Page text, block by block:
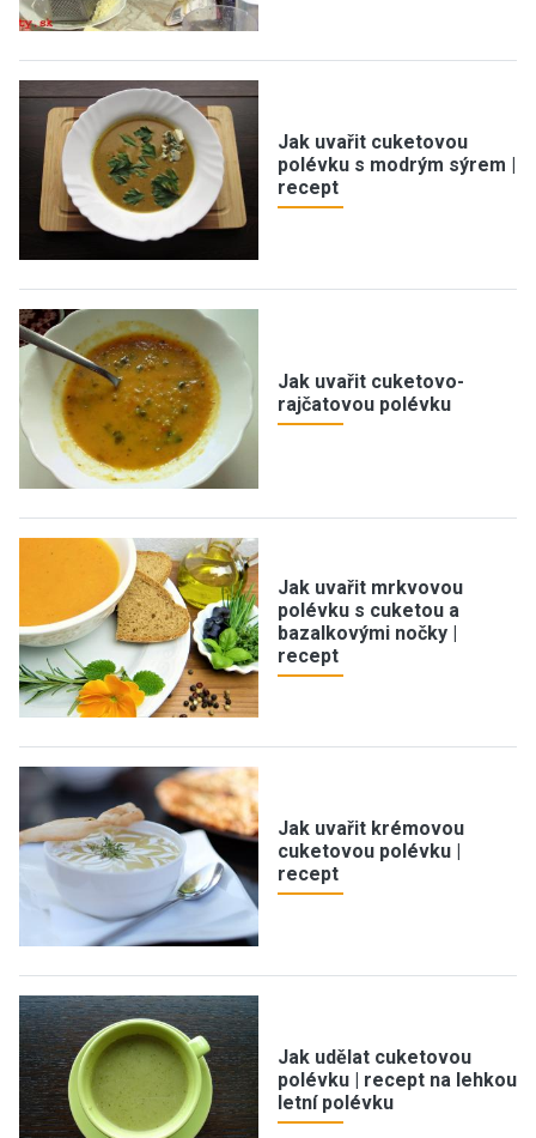
Jak uvařit cuketovou
polévku s modrým sýrem |
recept
Jak uvařit cuketovo-
rajčatovou polévku
Jak uvařit mrkvovou
polévku s cuketou a
bazalkovými nočky |
recept
Jak uvařit krémovou
cuketovou polévku |
recept
Jak udělat cuketovou
polévku | recept na lehkou
letní polévku